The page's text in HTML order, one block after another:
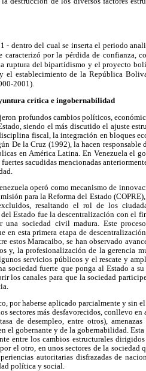
dentro del cual se inserta el periodo
caracterizó por la pérdida de confianza,
ruptura del bipartidismo y el proyecto
el establecimiento de la República
2001).
crítica e ingobernabilidad
profundos cambios políticos,
siendo el más discutido el ajuste
fiscal, la integración en bloques
De la Cruz (1992), la hacen
en América Latina. En Venezuela el
sacudidas mencionadas
operó como mecanismo de
para la Reforma del Estado
resaltando el rol de los
Estado fue la descentralización con el
sociedad civil madura. Este
en esta primera etapa de
estos Maracaibo, se han observado
y, la profesionalización de la gerencia
servicios públicos y el rescate y
sociedad fuerte que ponga al Estado a
los canales para que la sociedad
por haberse aplicado parcialmente y sin
sectores más desfavorecidos, conllevo en
de desempleo, entre otros),
el gobernante y de la gobernabilidad. Esta
entre los cambios estructurales
el otro, en unos sectores de la sociedad
autoritarias disfrazadas de
política y social.